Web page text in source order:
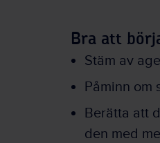
Bra att
Stäm av
Påminn om
Berätta att
den med